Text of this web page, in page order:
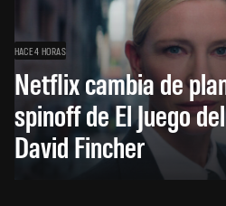
HACE 4 HORAS
Netflix cambia de
spinoff de El Juego
David Fincher